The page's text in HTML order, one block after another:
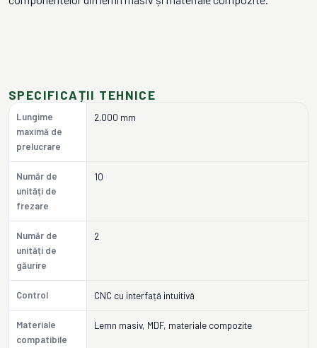
SPECIFICAȚII TEHNICE
Lungime
maximă de
prelucrare
2.000 mm
Număr de
unități de
frezare
10
Număr de
unități de
găurire
2
Control CNC cu interfață intuitivă
Materiale
compatibile
Lemn masiv, MDF, materiale compozite